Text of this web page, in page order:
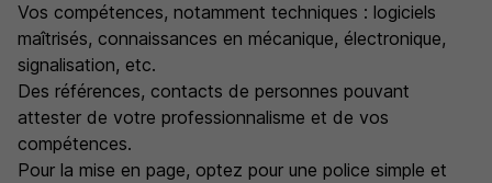
Vos compétences, notamment techniques : logiciels
maîtrisés, connaissances en mécanique, électronique,
signalisation, etc.
Des références, contacts de personnes pouvant
attester de votre professionnalisme et de vos
compétences.
Pour la mise en page, optez pour une police simple et